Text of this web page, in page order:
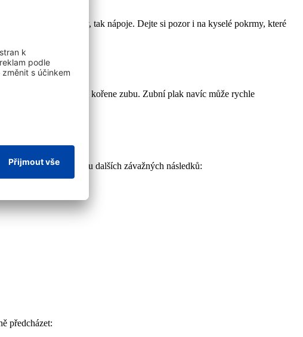
platí jak pro potraviny, tak nápoje. Dejte si pozor i na kyselé pokrmy, které
k obnažení krčku a kořene zubu. Zubní plak navíc může rychle
formy, případně vzniku dalších závažných následků:
předcházet: